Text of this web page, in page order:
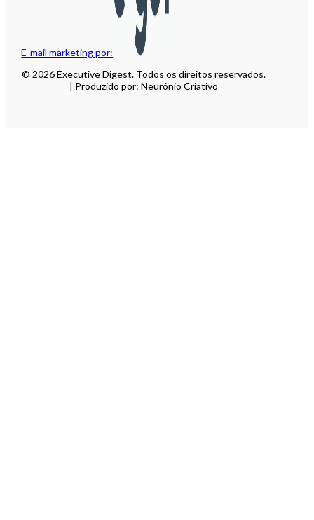
E-mail marketing por:
© 2026 Executive Digest. Todos os direitos reservados.
| Produzido por: Neurónio Criativo